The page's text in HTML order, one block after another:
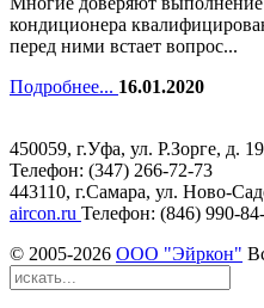
кондиционера
перед ними встает вопрос...
Подробнее... 16.01.2020
450059, г.Уфа, ул. Р.Зорге, д.
Телефон: (347) 266-72-73
443110, г.Самара, ул. Ново-
aircon.ru Телефон: (846) 990-
© 2005-2026 ООО "Эйркон"